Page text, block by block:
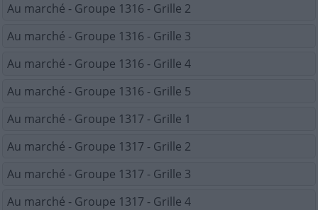
Au marché - Groupe 1316 - Grille 2
Au marché - Groupe 1316 - Grille 3
Au marché - Groupe 1316 - Grille 4
Au marché - Groupe 1316 - Grille 5
Au marché - Groupe 1317 - Grille 1
Au marché - Groupe 1317 - Grille 2
Au marché - Groupe 1317 - Grille 3
Au marché - Groupe 1317 - Grille 4